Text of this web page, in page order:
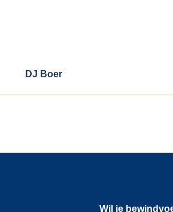
DJ Boer
Wil je